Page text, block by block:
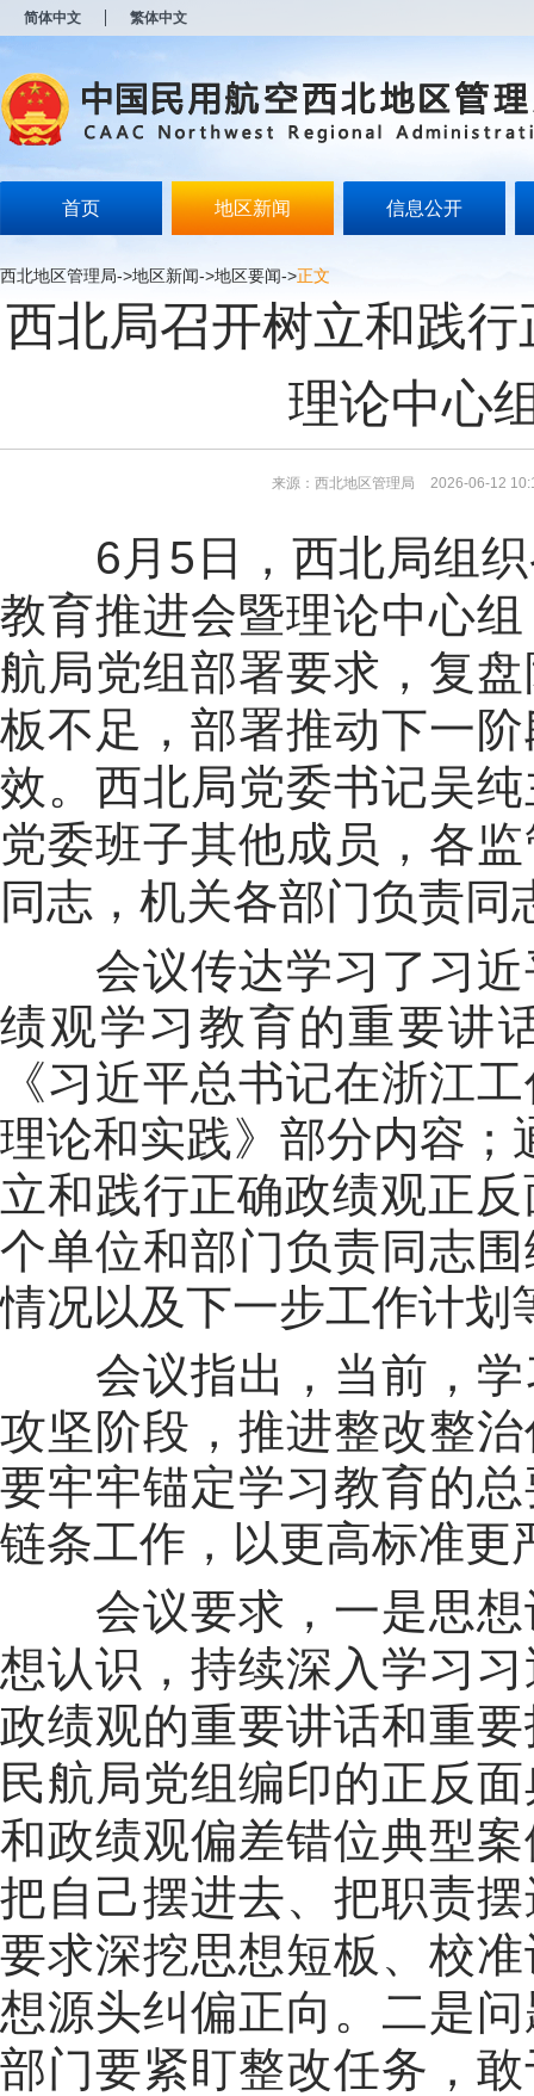
简体中文 繁体中文
首页 地区新闻 信息公开
西北地区管理局->地区新闻->地区要闻->正文
西北局召开树立和践
理论中心
来源：西北地区管理局 2026-06-12
6 月 5 日，西北局组
教育推进会暨理论中心
航局党组部署要求，复
板不足，部署推动下一
效。西北局党委书记吴
党委班子其他成员，各
同志，机关各部门负责同
会议传达学习了习
绩观学习教育的重要讲
《习近平总书记在浙江
理论和实践》部分内容；
立和践行正确政绩观正
个单位和部门负责同志
情况以及下一步工作计划
会议指出，当前，
攻坚阶段，推进整改整
要牢牢锚定学习教育的
链条工作，以更高标准更
会议要求， 一是思
想认识，持续深入学习
政绩观的重要讲话和重
民航局党组编印的正反
和政绩观偏差错位典型
把自己摆进去、把职责
要求深挖思想短板、校
想源头纠偏正向。 二是
部门要紧盯整改任务，
开
无
障
说
按
Alt
加
浪